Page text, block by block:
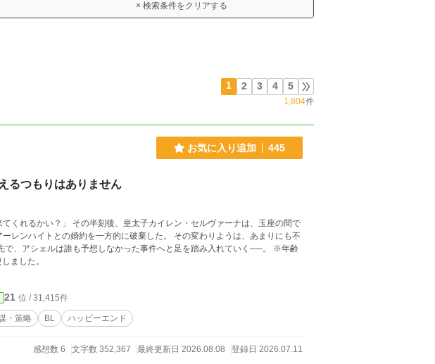
× 検索条件をクリアする
1 2 3 4 5
1,804件
お気に入り追加 445
るつもりはありません
イレン・セルヴァーナは、玉座の間で
レンハイトとの婚約を一方的に破棄した。 その変わりようは、あまりにも不
、アシェルは誰も予想しなかった事件へと足を踏み入れていく──。 ※年齢
ました。
21 位 / 31,415件
・策略 BL ハッピーエンド
感想数 6 文字数 352,367 最終更新日 2026.08.08 登録日 2026.07.11